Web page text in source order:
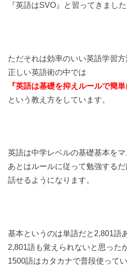
『英語はSVO』 と習ってきました
ただそれは効率のいい英語学習
正しい英語術の中では
『英語は基礎を抑えルールで簡単
という教え方をしています。
英語は中学レベルの基礎基本を
あとはルールに従って勉強する
話せるようになります。
基本というのは単語だと2,801語
2,801語も覚えられないと思った
1500語はカタカナで普段使ってい